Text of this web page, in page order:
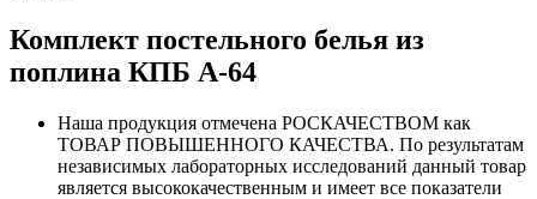
Комплект постельного белья из
поплина КПБ A-64
Наша продукция отмечена РОСКАЧЕСТВОМ как
ТОВАР ПОВЫШЕННОГО КАЧЕСТВА. По результатам
независимых лабораторных исследований данный товар
является высококачественным и имеет все показатели